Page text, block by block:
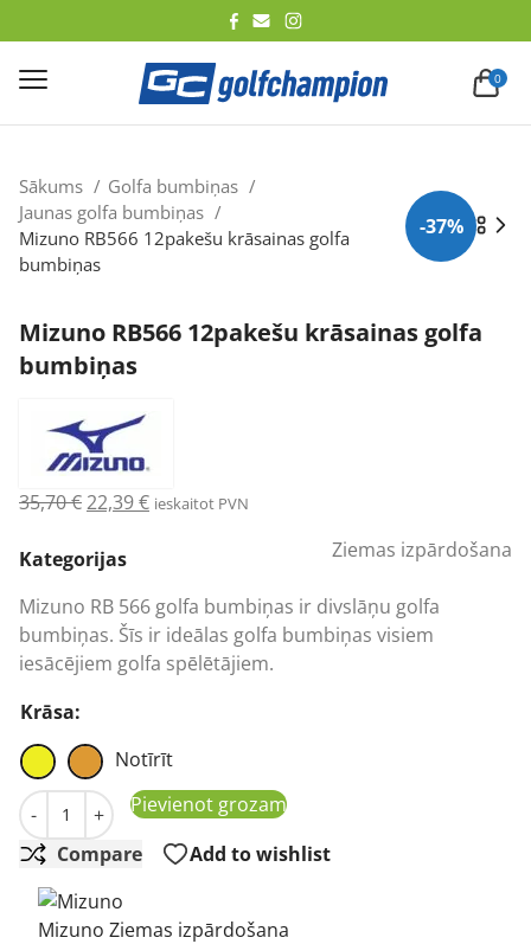
0
-37%
Sākums
Golfa bumbiņas
Jaunas golfa bumbiņas
Mizuno RB566 12pakešu krāsainas golfa
bumbiņas
Mizuno RB566 12pakešu krāsainas golfa
bumbiņas
35,70€ Original
was:
22,39€Current
ieskaitot PVN
Kategorijas Ziemas izpārdošana
Mizuno RB 566 golfa bumbiņas ir divslāņu golfa
bumbiņas. Šīs ir ideālas golfa bumbiņas visiem
iesācējiem golfa spēlētājiem.
Krāsa:
Notīrīt
-
Mizuno RB566 12pakešu krāsainas golfa bumbiņas
+
Pievienot grozam
Compare
Add to wishlist
Mizuno Ziemas izpārdošana